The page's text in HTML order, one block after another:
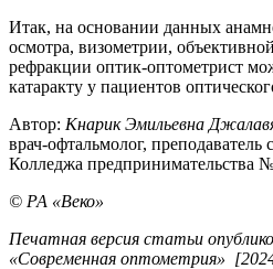
Итак, на основании данных
осмотра, визометрии,
рефракции оптик-оптометрист
катаракту у пациентов
Автор: Кнарик Эмильевна
врач-офтальмолог,
Колледжа предпринимательства
© РА «Веко»
Печатная версия статьи
«Современная оптометрия»